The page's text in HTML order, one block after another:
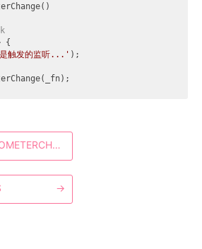
{
触发的监听...' );
BL.ONACCELEROMETERCHANGE
→